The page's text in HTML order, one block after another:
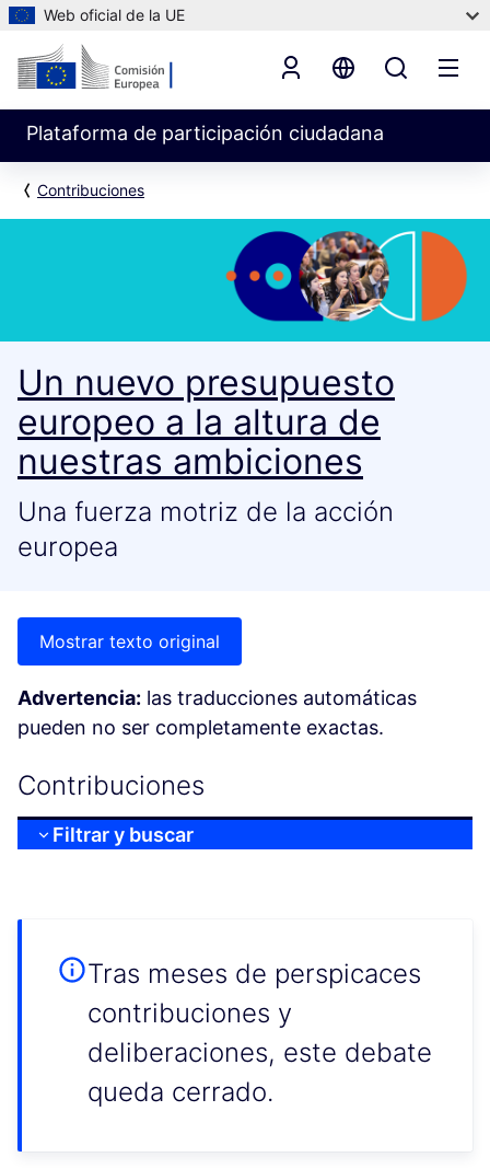
Web oficial de la UE
Plataforma de participación ciudadana
Contribuciones
Un nuevo presupuesto
europeo a la altura de
nuestras ambiciones
Una fuerza motriz de la acción
europea
Mostrar texto original
Advertencia: las traducciones automáticas
pueden no ser completamente exactas.
Contribuciones
Filtrar y buscar
Tras meses de perspicaces
contribuciones y
deliberaciones, este debate
queda cerrado.